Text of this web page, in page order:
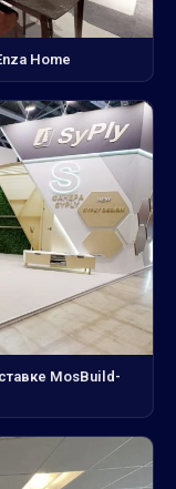
Home
MosBuild-